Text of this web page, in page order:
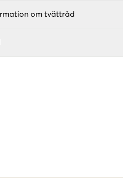
om tvättråd